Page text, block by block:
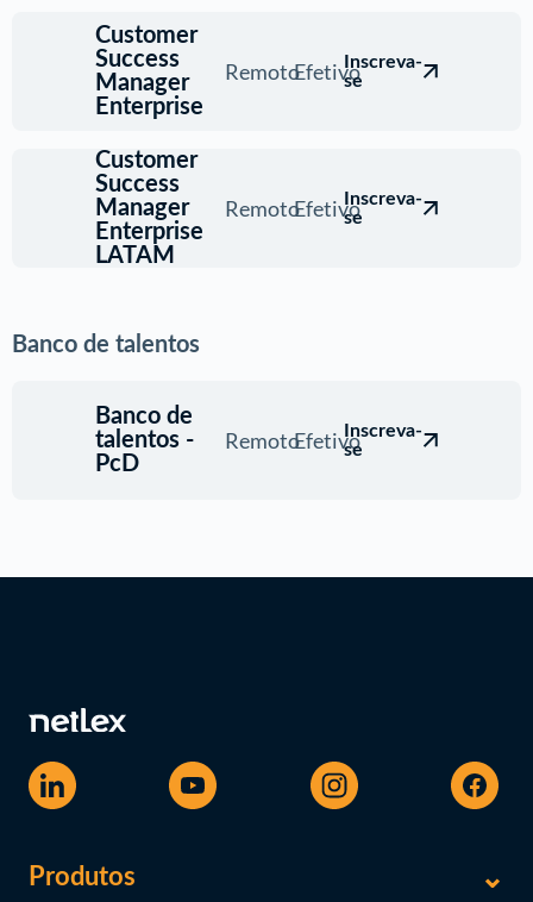
Customer
Success
Manager
Enterprise
RemotoEfetivoInscreva-
se
Customer
Success
Manager
Enterprise
LATAM
RemotoEfetivoInscreva-
se
Banco de talentos
Banco de
talentos -
PcD
RemotoEfetivoInscreva-
se
Produtos